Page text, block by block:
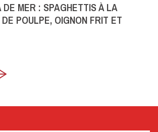
MER : SPAGHETTIS À LA
POULPE, OIGNON FRIT ET